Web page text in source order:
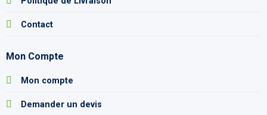
Contact
Mon Compte
Mon compte
Demander un devis